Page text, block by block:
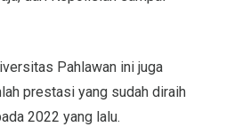
Pahlawan ini juga
prestasi yang sudah diraih
2022 yang lalu.